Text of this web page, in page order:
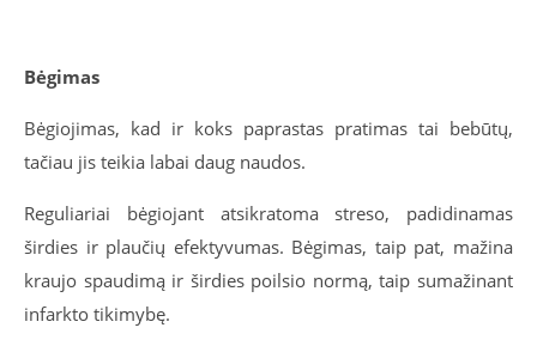
Bėgimas
Bėgiojimas, kad ir koks paprastas pratimas tai bebūtų,
tačiau jis teikia labai daug naudos.
Reguliariai bėgiojant atsikratoma streso, padidinamas
širdies ir plaučių efektyvumas. Bėgimas, taip pat, mažina
kraujo spaudimą ir širdies poilsio normą, taip sumažinant
infarkto tikimybę.